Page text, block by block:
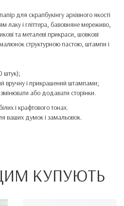
для скрапбукінгу архівного якості
лаку і гліттера, бавовняне мереживо,
та металеві прикраси, шовкові
структурною пастою, штампи і
штук);
вручну і прикрашений штампами;
або додавати сторінки.
і крафтового тонах.
ваших думок і замальовок.
КУПУЮТЬ